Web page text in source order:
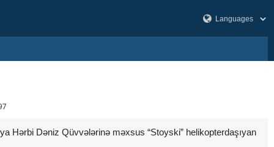
Hərbi Dəniz Qüvvələrinə məxsus “Stoyski” helikopterdaşıyan